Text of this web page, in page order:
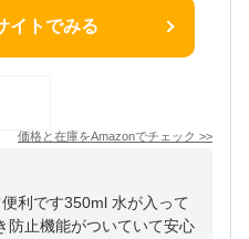
イトでみる
価格と在庫をAmazonでチェック >>
利です350ml 水が入って
防止機能がついていて安心